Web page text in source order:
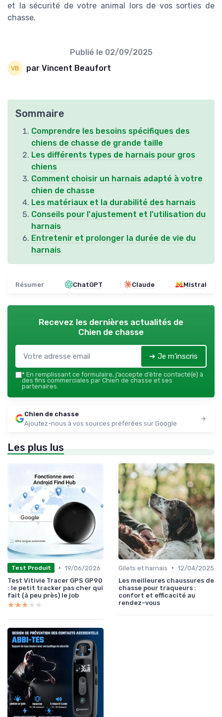
et la sécurité de votre animal lors de vos sorties de
chasse.
Publié le 02/09/2025
par Vincent Beaufort
Sommaire
Comprendre les besoins spécifiques des
chiens de chasse de grande taille
Les différents types de harnais pour gros
chiens
Comment choisir un harnais adapté à votre
chien de chasse
Les matériaux et la durabilité des harnais
Conseils pour l'ajustement et l'utilisation du
harnais
Entretenir et prolonger la durée de vie du
harnais
Résumer ChatGPT Claude Mistral
Recevez les dernières actualités de
Chien de chasse
➔ Je m'inscris
* En remplissant ce formulaire, j’accepte d’être contacté(e) à
des fins commerciales par Chien de chasse et ses
partenaires.
Chien de chasse
Ajoutez-nous à vos sources préférées sur Google
Les plus lus
Test Produit • 19/06/2026
Test Vitivie Tracer GPS GP90
: le petit tracker pas cher qui
fait (à peu près) le job
★★★★★
★★★★★
Gilets et harnais • 12/04/2025
Les meilleures chaussures de
chasse pour traqueurs :
confort et efficacité au
rendez-vous